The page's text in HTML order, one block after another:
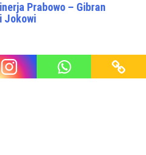
Prabowo – Gibran
Jokowi